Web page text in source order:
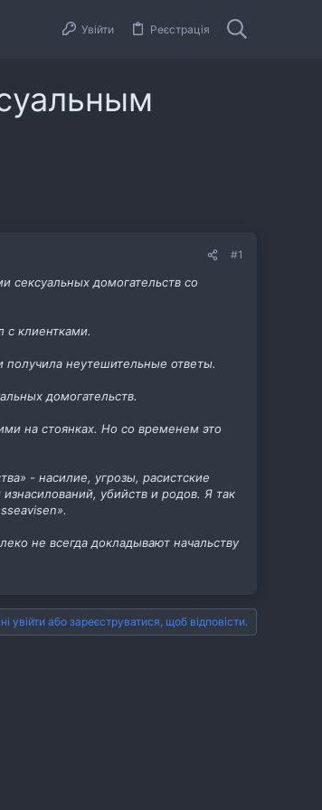
Увійти Реєстрація
#1
сексуальных домогательств со
с клиентками.
получила неутешительные ответы.
домогательств.
на стоянках. Но со временем это
- насилие, угрозы, расистские
убийств и родов. Я так
не всегда докладывают начальству
увійти або зареєструватися, щоб відповісти.